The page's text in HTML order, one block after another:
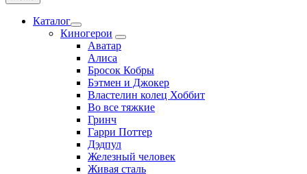
Каталог
Киногерои
Аватар
Алиса
Бросок Кобры
Бэтмен и Джокер
Властелин колец Хоббит
Во все тяжкие
Гринч
Гарри Поттер
Дэдпул
Железный человек
Живая сталь